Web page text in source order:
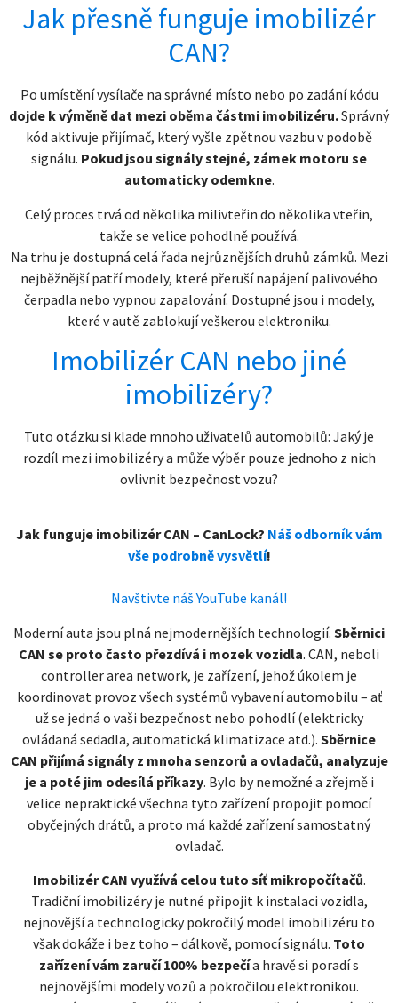
Jak přesně funguje imobilizér
CAN?
Po umístění vysílače na správné místo nebo po zadání kódu
dojde k výměně dat mezi oběma částmi imobilizéru.Správný
kód aktivuje přijímač, který vyšle zpětnou vazbu v podobě
signálu. Pokud jsou signály stejné, zámek motoru se
automaticky odemkne.
Celý proces trvá od několika milivteřin do několika vteřin,
takže se velice pohodlně používá.
Na trhu je dostupná celá řada nejrůznějších druhů zámků. Mezi
nejběžnější patří modely, které přeruší napájení palivového
čerpadla nebo vypnou zapalování. Dostupné jsou i modely,
které v autě zablokují veškerou elektroniku.
Imobilizér CAN nebo jiné
imobilizéry?
Tuto otázku si klade mnoho uživatelů automobilů: Jaký je
rozdíl mezi imobilizéry a může výběr pouze jednoho z nich
ovlivnit bezpečnost vozu?
Jak funguje imobilizér CAN – CanLock? Náš odborník vám
vše podrobně vysvětlí!
Navštivte náš YouTube kanál!
Moderní auta jsou plná nejmodernějších technologií. Sběrnici
CAN se proto často přezdívá i mozek vozidla. CAN, neboli
controller area network, je zařízení, jehož úkolem je
koordinovat provoz všech systémů vybavení automobilu – ať
už se jedná o vaši bezpečnost nebo pohodlí (elektricky
ovládaná sedadla, automatická klimatizace atd.). Sběrnice
CAN přijímá signály z mnoha senzorů a ovladačů, analyzuje
je a poté jim odesílá příkazy. Bylo by nemožné a zřejmě i
velice nepraktické všechna tyto zařízení propojit pomocí
obyčejných drátů, a proto má každé zařízení samostatný
ovladač.
Imobilizér CAN využívá celou tuto síť mikropočítačů.
Tradiční imobilizéry je nutné připojit k instalaci vozidla,
nejnovější a technologicky pokročilý model imobilizéru to
však dokáže i bez toho – dálkově, pomocí signálu. Toto
zařízení vám zaručí 100% bezpečía hravě si poradí s
nejnovějšími modely vozů a pokročilou elektronikou.